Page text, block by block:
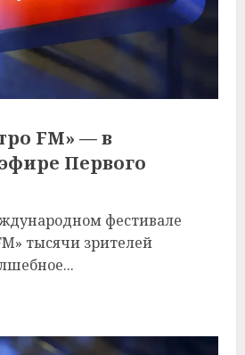
FM» — в
Первого
фестивале
тысячи зрителей